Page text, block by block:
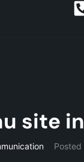
site
Posted